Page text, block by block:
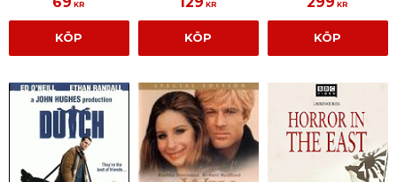
KR
KÖP
KR
KÖP
KR
KÖP